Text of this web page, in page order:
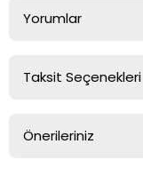
Yorumlar
Taksit Seçenekleri
Önerileriniz